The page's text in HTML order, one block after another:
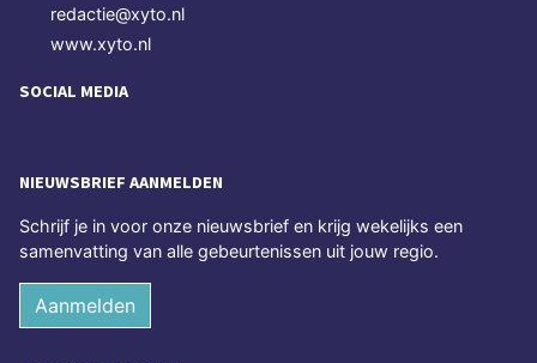
redactie@xyto.nl
www.xyto.nl
SOCIAL MEDIA
NIEUWSBRIEF AANMELDEN
Schrijf je in voor onze nieuwsbrief en krijg wekelijks een
samenvatting van alle gebeurtenissen uit jouw regio.
Aanmelden